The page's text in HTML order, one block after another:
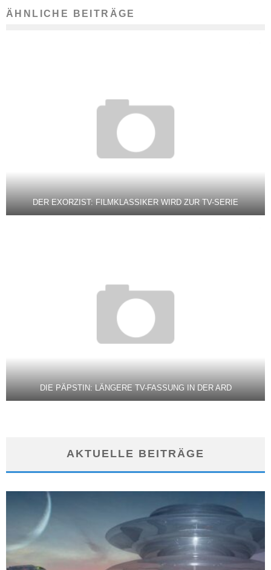
ÄHNLICHE BEITRÄGE
DER EXORZIST: FILMKLASSIKER WIRD ZUR TV-SERIE
DIE PÄPSTIN: LÄNGERE TV-FASSUNG IN DER ARD
AKTUELLE BEITRÄGE